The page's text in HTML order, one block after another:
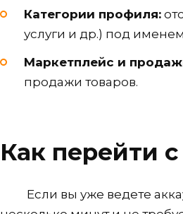
Категории профиля:
услуги и др.) под именем
Маркетплейс и
продажи товаров.
Как перейти
Если вы уже ведете